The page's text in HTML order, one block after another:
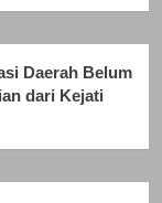
Daerah Belum
dari Kejati